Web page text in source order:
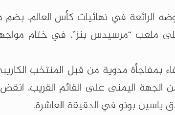
الرائعة في نهائيات كأس العالم،
ملعب “مرسيدس بنز”، في ختام
بمفاجأة مدوية من قبل المنتخب
اليمنى على القائم القريب،
بونو في الدقيقة العاشرة.